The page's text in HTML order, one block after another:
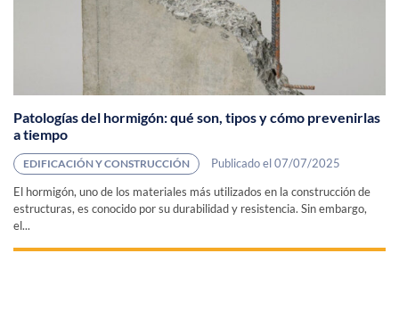
Patologías del hormigón: qué son, tipos y cómo prevenirlas
a tiempo
EDIFICACIÓN Y CONSTRUCCIÓN
Publicado el 07/07/2025
El hormigón, uno de los materiales más utilizados en la construcción de
estructuras, es conocido por su durabilidad y resistencia. Sin embargo,
el...